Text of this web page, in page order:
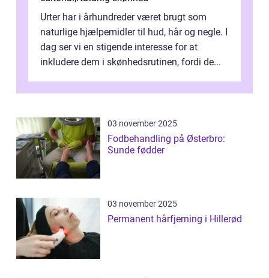
Urter har i århundreder været brugt som
naturlige hjælpemidler til hud, hår og negle. I
dag ser vi en stigende interesse for at
inkludere dem i skønhedsrutinen, fordi de...
03 november 2025
Fodbehandling på Østerbro:
Sunde fødder
03 november 2025
Permanent hårfjerning i Hillerød